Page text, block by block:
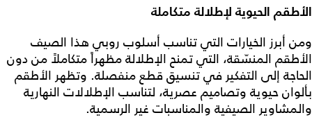
الأطقم الحيوية لإطلالة متكاملة
ومن أبرز الخيارات التي تناسب أسلوب روبي هذا الصيف
الأطقم المنسّقة، التي تمنح الإطلالة مظهراً متكاملاً من دون
الحاجة إلى التفكير في تنسيق قطع منفصلة. وتظهر الأطقم
بألوان حيوية وتصاميم عصرية، لتناسب الإطلالات النهارية
والمشاوير الصيفية والمناسبات غير الرسمية.